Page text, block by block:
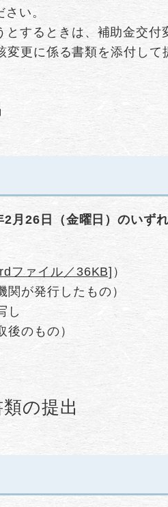
い。
するときは、補助金交付
変更に係る書類を添付して
月26日（金曜日）のいず
ファイル／36KB] ）
関が発行したもの）
し
後のもの）
の提出